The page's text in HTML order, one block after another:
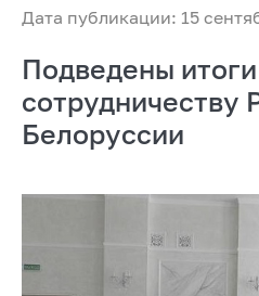
Дата публикации: 15
Подведены
сотрудничеству
Белоруссии